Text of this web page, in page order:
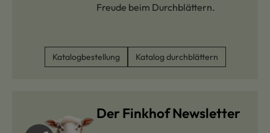
Freude beim Durchblättern.
Katalogbestellung Katalog durchblättern
Der Finkhof Newsletter